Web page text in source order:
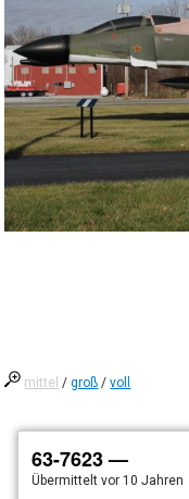
mittel /groß /voll
63-7623 —
Übermitteltvor 10 Jahren